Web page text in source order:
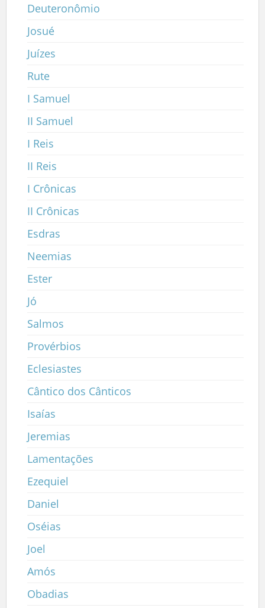
Deuteronômio
Josué
Juízes
Rute
I Samuel
II Samuel
I Reis
II Reis
I Crônicas
II Crônicas
Esdras
Neemias
Ester
Jó
Salmos
Provérbios
Eclesiastes
Cântico dos Cânticos
Isaías
Jeremias
Lamentações
Ezequiel
Daniel
Oséias
Joel
Amós
Obadias